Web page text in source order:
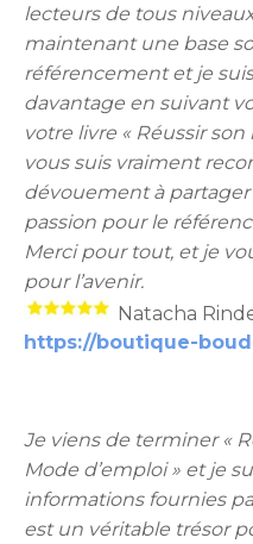
lecteurs de tous
maintenant une base
référencement et je
davantage en suivant
votre livre « Réussir
vous suis vraiment
dévouement à
passion pour le
Merci pour tout, et je
pour l’avenir.
Natacha
https://boutique-
Je viens de terminer «
Mode d’emploi » et je
informations fournies
est un véritable trésor